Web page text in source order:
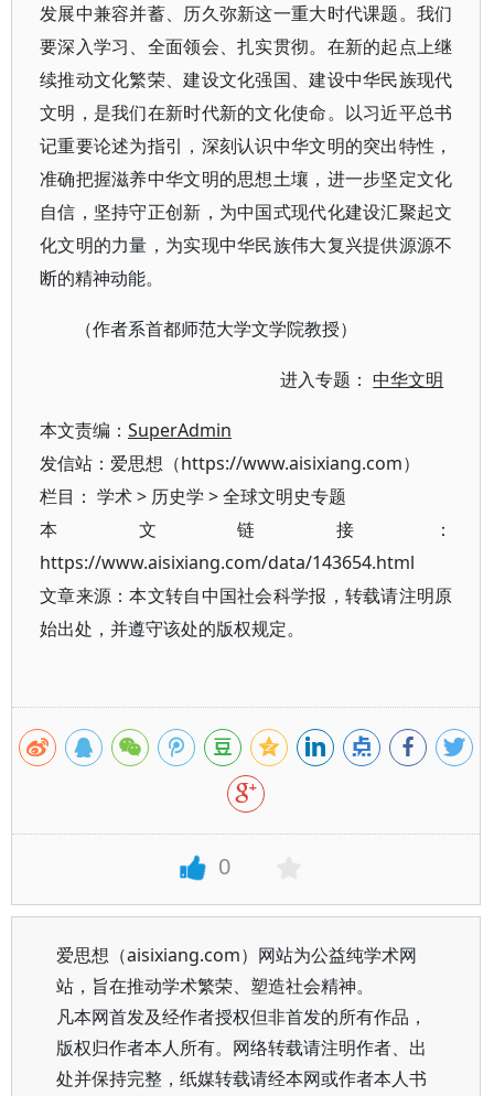
发展中兼容并蓄、历久弥新这一重大时代课题。我们
要深入学习、全面领会、扎实贯彻。在新的起点上继
续推动文化繁荣、建设文化强国、建设中华民族现代
文明，是我们在新时代新的文化使命。以习近平总书
记重要论述为指引，深刻认识中华文明的突出特性，
准确把握滋养中华文明的思想土壤，进一步坚定文化
自信，坚持守正创新，为中国式现代化建设汇聚起文
化文明的力量，为实现中华民族伟大复兴提供源源不
断的精神动能。
（作者系首都师范大学文学院教授）
进入专题：中华文明
本文责编： SuperAdmin
发信站：爱思想（https://www.aisixiang.com）
栏目： 学术> 历史学 >全球文明史专题
本文链接：
https://www.aisixiang.com/data/143654.html
文章来源：本文转自中国社会科学报，转载请注明原
始出处，并遵守该处的版权规定。
0
爱思想（aisixiang.com）网站为公益纯学术网
站，旨在推动学术繁荣、塑造社会精神。
凡本网首发及经作者授权但非首发的所有作品，
版权归作者本人所有。网络转载请注明作者、出
处并保持完整，纸媒转载请经本网或作者本人书